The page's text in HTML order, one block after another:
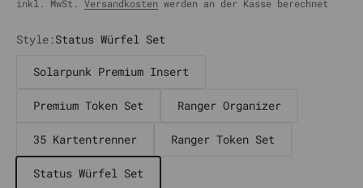
inkl. MwSt. Versandkosten werden an der Kasse berechnet
Style:Status Würfel Set
Solarpunk Premium Insert
Premium Token Set Ranger Organizer
35 Kartentrenner Ranger Token Set
Status Würfel Set